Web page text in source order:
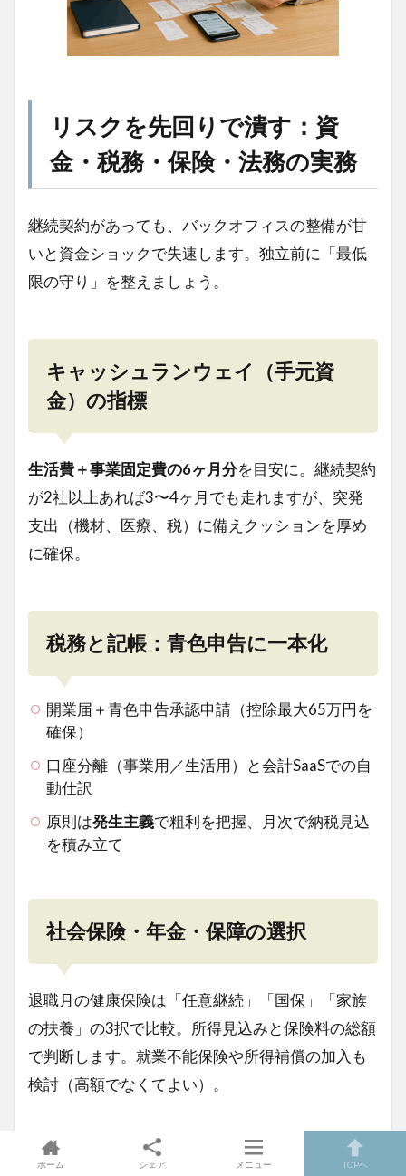
リスクを先回りで潰す：資
金・税務・保険・法務の実務
継続契約があっても、バックオフィスの整備が甘
いと資金ショックで失速します。独立前に「最低
限の守り」を整えましょう。
キャッシュランウェイ（手元資
金）の指標
生活費＋事業固定費の6ヶ月分を目安に。継続契約
が2社以上あれば3〜4ヶ月でも走れますが、突発
支出（機材、医療、税）に備えクッションを厚め
に確保。
税務と記帳：青色申告に一本化
開業届＋青色申告承認申請（控除最大65万円を
確保）
口座分離（事業用／生活用）と会計SaaSでの自
動仕訳
原則は発生主義で粗利を把握、月次で納税見込
を積み立て
社会保険・年金・保障の選択
退職月の健康保険は「任意継続」「国保」「家族
の扶養」の3択で比較。所得見込みと保険料の総額
で判断します。就業不能保険や所得補償の加入も
検討（高額でなくてよい）。
ホーム シェア メニュー TOPへ